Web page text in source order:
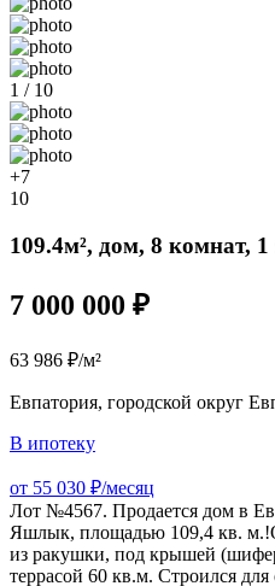
1 / 10
+7
10
109.4м², дом, 8 комнат, 1
7 000 000 ₽
63 986 ₽/м²
Евпатория, городской округ
В ипотеку
от 55 030 ₽/месяц
Лот №4567. Продается дом в
Яшлык, площадью 109,4 кв.
из ракушки, под крышей
террасой 60 кв.м. Строился